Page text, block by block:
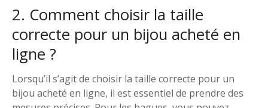
2. Comment choisir la taille
correcte pour un bijou acheté en
ligne ?
Lorsqu’il s’agit de choisir la taille correcte pour un
bijou acheté en ligne, il est essentiel de prendre des